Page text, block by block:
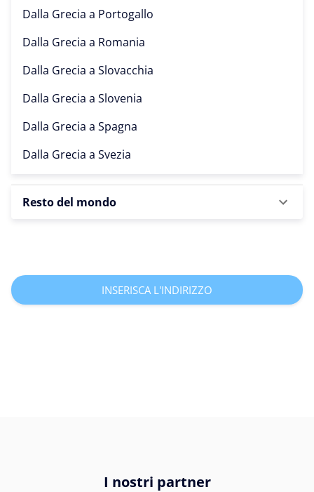
Dalla Grecia a Portogallo
Dalla Grecia a Romania
Dalla Grecia a Slovacchia
Dalla Grecia a Slovenia
Dalla Grecia a Spagna
Dalla Grecia a Svezia
Resto del mondo
INSERISCA L'INDIRIZZO
I nostri partner